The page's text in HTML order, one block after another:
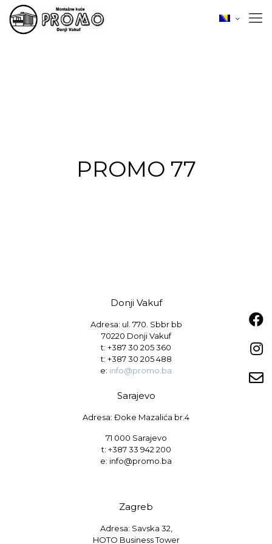
PROMO 77
Donji Vakuf
Adresa: ul. 770. Sbbr bb
70220 Donji Vakuf
t: +387 30 205 360
t: +387 30 205 488
e: info@promo.ba
Sarajevo
Adresa: Đoke Mazalića br.4
71 000 Sarajevo
t: +387 33 942 200
e: info@promo.ba
Zagreb
Adresa: Savska 32,
HOTO Business Tower